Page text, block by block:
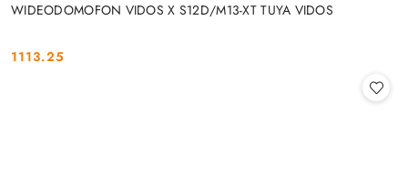
WIDEODOMOFON VIDOS X S12D/M13-XT TUYA VIDOS
Cena:
1113.25